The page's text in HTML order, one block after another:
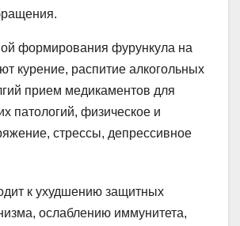
формирования фурункула на
курение, распитие алкогольных
прием медикаментов для
патологий, физическое и
стрессы, депрессивное
к ухудшению защитных
ослаблению иммунитета,